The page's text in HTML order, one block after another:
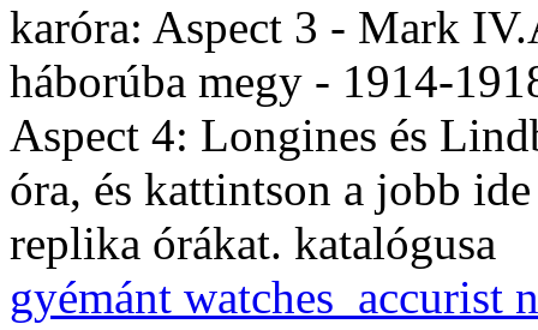
karóra: Aspect 3 - Mark
háborúba megy - 1914-
Aspect 4: Longines és
óra, és kattintson a jobb
replika órákat. katalógusa
gyémánt watches_accurist